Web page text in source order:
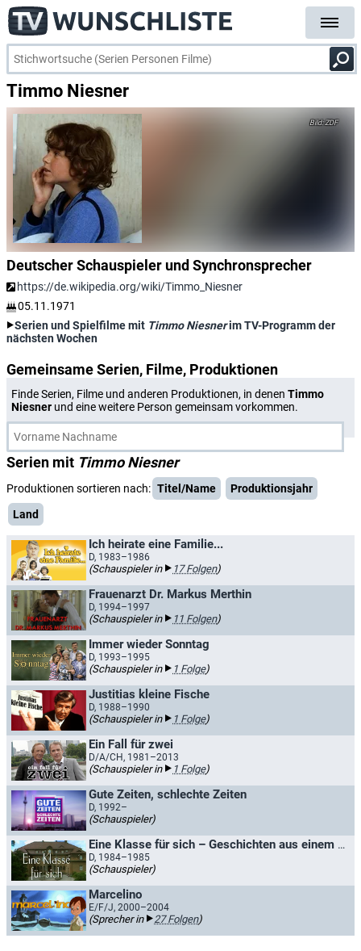
Timmo Niesner
ZDF
Deutscher Schauspieler und Synchronsprecher
https://de.wikipedia.org/wiki/Timmo_Niesner
05.11.1971
Serien und Spielfilme mit Timmo Niesnerim TV-Programm der
nächsten Wochen
Gemeinsame Serien, Filme, Produktionen
Finde Serien, Filme und anderen Produktionen, in denen Timmo
Niesner und eine weitere Person gemeinsam vorkommen.
Serien mit Timmo Niesner
Produktionen sortieren nach: Titel/Name
Produktionsjahr
Land
Ich heirate eine Familie...
D, 1983–1986
(Schauspieler in 17 Folgen)
Frauenarzt Dr. Markus Merthin
D, 1994–1997
(Schauspieler in 11 Folgen)
Immer wieder Sonntag
D, 1993–1995
(Schauspieler in 1 Folge)
Justitias kleine Fische
D, 1988–1990
(Schauspieler in 1 Folge)
Ein Fall für zwei
D/A/CH, 1981–2013
(Schauspieler in 1 Folge)
Gute Zeiten, schlechte Zeiten
D, 1992–
(Schauspieler)
Eine Klasse für sich – Geschichten aus einem Internat
D, 1984–1985
(Schauspieler)
Marcelino
E/F/J, 2000–2004
(Sprecher in 27 Folgen)